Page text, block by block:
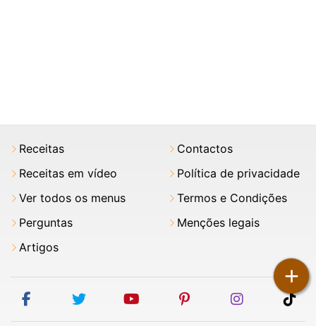
+
Receitas
Receitas em vídeo
Ver todos os menus
Perguntas
Artigos
Contactos
Política de privacidade
Termos e Condições
Menções legais
facebooktwitter youtubepinterestinstagram